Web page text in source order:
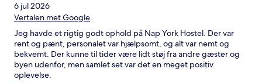
6 jul 2026
Vertalen met Google
Jeg havde et rigtig godt ophold på Nap York Hostel. Der var
rent og pænt, personalet var hjælpsomt, og alt var nemt og
bekvemt. Der kunne til tider være lidt støj fra andre gæster og
byen udenfor, men samlet set var det en meget positiv
oplevelse.